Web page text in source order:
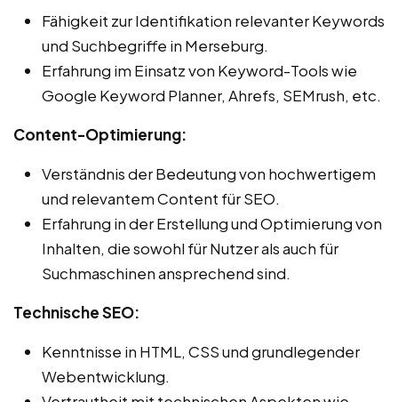
Fähigkeit zur Identifikation relevanter Keywords
und Suchbegriffe in Merseburg.
Erfahrung im Einsatz von Keyword-Tools wie
Google Keyword Planner, Ahrefs, SEMrush, etc.
Content-Optimierung:
Verständnis der Bedeutung von hochwertigem
und relevantem Content für SEO.
Erfahrung in der Erstellung und Optimierung von
Inhalten, die sowohl für Nutzer als auch für
Suchmaschinen ansprechend sind.
Technische SEO:
Kenntnisse in HTML, CSS und grundlegender
Webentwicklung.